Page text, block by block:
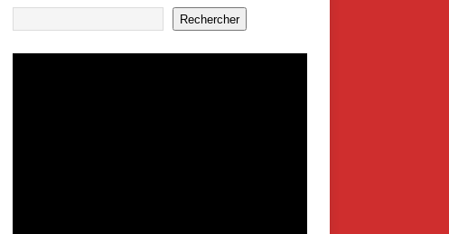
Rechercher